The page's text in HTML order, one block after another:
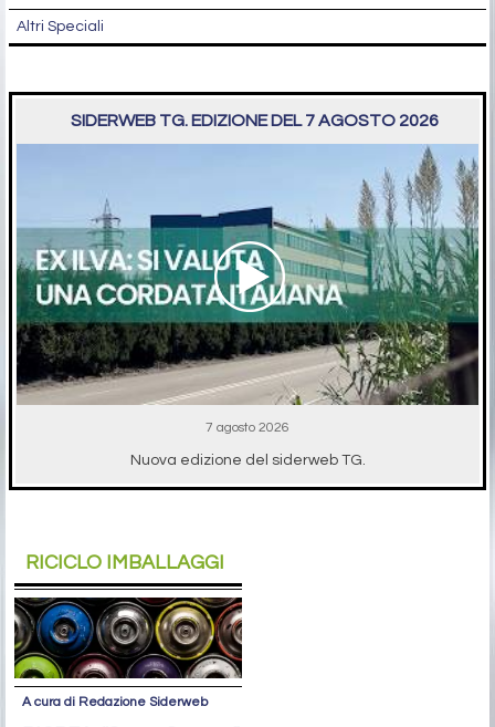
Altri Speciali
SIDERWEB TG. EDIZIONE DEL 7 AGOSTO 2026
7 agosto 2026
Nuova edizione del siderweb TG.
RICICLO IMBALLAGGI
A cura di Redazione Siderweb